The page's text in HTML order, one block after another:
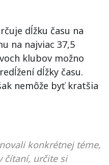
dĺžku času na
na najviac 37,5
klubov možno
dĺžky času.
nemôže byť kratšia
konkrétnej téme,
čítaní, určite si